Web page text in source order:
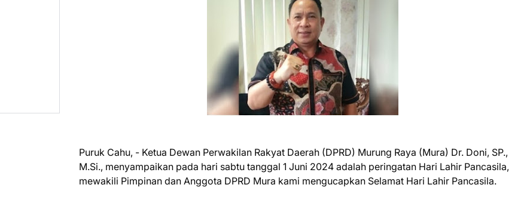
Puruk Cahu, - Ketua Dewan Perwakilan Rakyat Daerah (DPRD) Murung Raya (Mura) Dr. Doni, SP.,
M.Si., menyampaikan pada hari sabtu tanggal 1 Juni 2024 adalah peringatan Hari Lahir Pancasila,
mewakili Pimpinan dan Anggota DPRD Mura kami mengucapkan Selamat Hari Lahir Pancasila.